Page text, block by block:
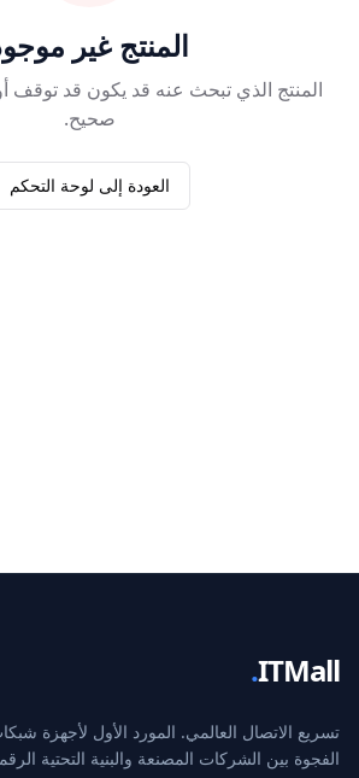
المنتج غير
صحيح.
العودة إلى لوحة التحكم
ITMall
.
تسريع الاتصال العالمي. المورد الأول لأجهزة
الفجوة بين الشركات المصنعة والبنية التحتية